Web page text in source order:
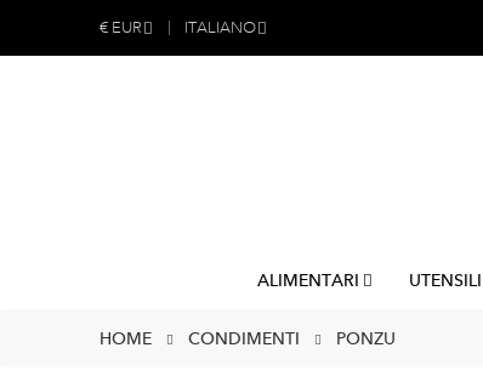
€ EUR ITALIANO
ALIMENTARI UTENSILI
HOME CONDIMENTI PONZU